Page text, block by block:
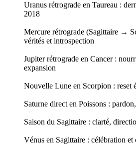
Uranus rétrograde en Taureau :
2018
Mercure rétrograde (Sagittaire →
vérités et introspection
Jupiter rétrograde en Cancer :
expansion
Nouvelle Lune en Scorpion : reset
Saturne direct en Poissons :
Saison du Sagittaire : clarté,
Vénus en Sagittaire : célébration